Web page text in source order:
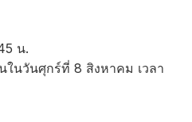
น.
นวันศุกร์ที่ 8 สิงหาคม เวลา